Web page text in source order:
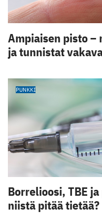
Ampiaisen pisto –
ja tunnistat
PUNKKI
Borrelioosi, TBE
niistä pitää tietää?